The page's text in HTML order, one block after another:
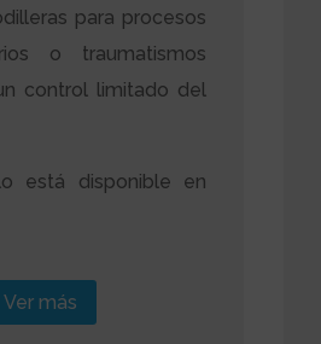
para procesos
o traumatismos
control limitado del
está disponible en
Ver más